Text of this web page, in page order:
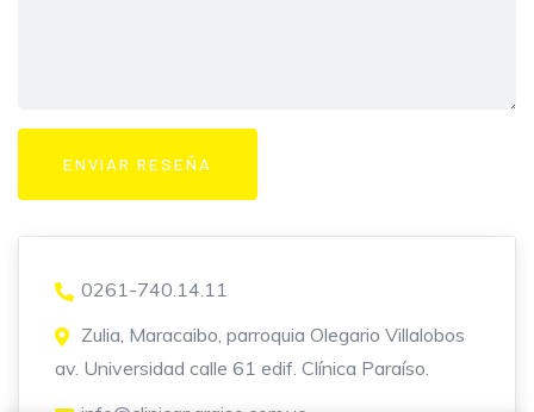
0261-740.14.11
Zulia, Maracaibo, parroquia Olegario Villalobos
av. Universidad calle 61 edif. Clínica Paraíso.